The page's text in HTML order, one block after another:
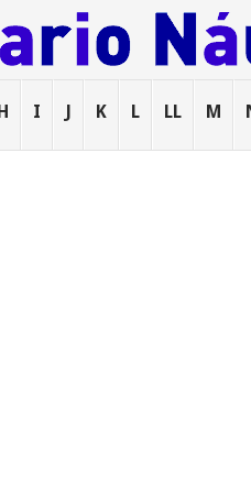
I J K L LL M